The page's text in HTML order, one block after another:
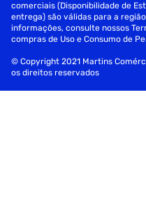
comerciais (Disponibilidade de
entrega) são válidas para a
informações, consulte nossos
compras de Uso e Consumo de
© Copyright 2021 Martins
os direitos reservados